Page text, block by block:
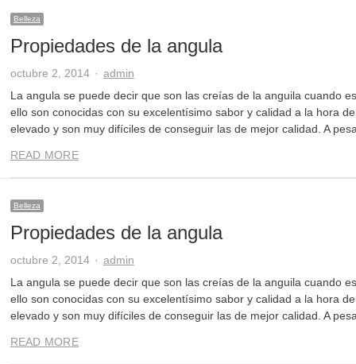
Belleza
Propiedades de la angula
octubre 2, 2014 Author
admin
La angula se puede decir que son las creías de la anguila cuando
ello son conocidas con su excelentísimo sabor y calidad a la hora
elevado y son muy difíciles de conseguir las de mejor calidad. A
READ MORE
Belleza
Propiedades de la angula
octubre 2, 2014 Author
admin
La angula se puede decir que son las creías de la anguila cuando
ello son conocidas con su excelentísimo sabor y calidad a la hora
elevado y son muy difíciles de conseguir las de mejor calidad. A
READ MORE